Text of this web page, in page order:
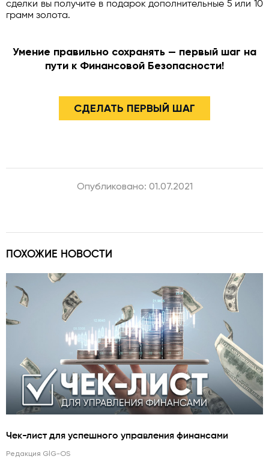
сделки вы получите в подарок дополнительные 5 или 10
грамм золота.
Умение правильно сохранять — первый шаг на
пути к Финансовой Безопасности!
СДЕЛАТЬ ПЕРВЫЙ ШАГ
Опубликовано: 01.07.2021
ПОХОЖИЕ НОВОСТИ
Чек-лист для успешного управления финансами
Редакция GlG-OS